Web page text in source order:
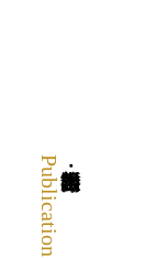
Publication